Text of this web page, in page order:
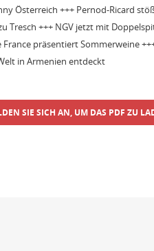
Österreich +++ Pernod-Ricard
Tresch +++ NGV jetzt mit
präsentiert Sommerweine
in Armenien entdeckt
SIE SICH AN, UM DAS PDF ZU